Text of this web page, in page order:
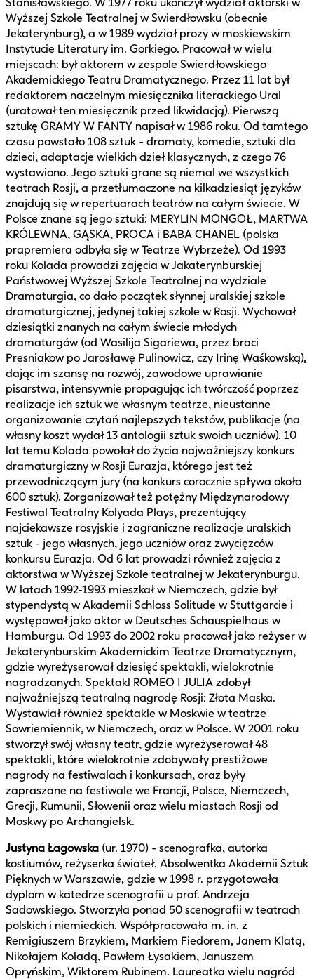
Wyższej Szkole Teatralnej w Swierdłowsku (obecnie
Jekaterynburg), a w 1989 wydział prozy w moskiewskim
Instytucie Literatury im. Gorkiego. Pracował w wielu
miejscach: był aktorem w zespole Swierdłowskiego
Akademickiego Teatru Dramatycznego. Przez 11 lat był
redaktorem naczelnym miesięcznika literackiego Ural
(uratował ten miesięcznik przed likwidacją). Pierwszą
sztukę GRAMY W FANTY napisał w 1986 roku. Od tamtego
czasu powstało 108 sztuk - dramaty, komedie, sztuki dla
dzieci, adaptacje wielkich dzieł klasycznych, z czego 76
wystawiono. Jego sztuki grane są niemal we wszystkich
teatrach Rosji, a przetłumaczone na kilkadziesiąt języków
znajdują się w repertuarach teatrów na całym świecie. W
Polsce znane są jego sztuki: MERYLIN MONGOŁ, MARTWA
KRÓLEWNA, GĄSKA, PROCA i BABA CHANEL (polska
prapremiera odbyła się w Teatrze Wybrzeże). Od 1993
roku Kolada prowadzi zajęcia w Jakaterynburskiej
Państwowej Wyższej Szkole Teatralnej na wydziale
Dramaturgia, co dało początek słynnej uralskiej szkole
dramaturgicznej, jedynej takiej szkole w Rosji. Wychował
dziesiątki znanych na całym świecie młodych
dramaturgów (od Wasilija Sigariewa, przez braci
Presniakow po Jarosławę Pulinowicz, czy Irinę Waśkowską),
dając im szansę na rozwój, zawodowe uprawianie
pisarstwa, intensywnie propagując ich twórczość poprzez
realizacje ich sztuk we własnym teatrze, nieustanne
organizowanie czytań najlepszych tekstów, publikacje (na
własny koszt wydał 13 antologii sztuk swoich uczniów). 10
lat temu Kolada powołał do życia najważniejszy konkurs
dramaturgiczny w Rosji Eurazja, którego jest też
przewodniczącym jury (na konkurs corocznie spływa około
600 sztuk). Zorganizował też potężny Międzynarodowy
Festiwal Teatralny Kolyada Plays, prezentujący
najciekawsze rosyjskie i zagraniczne realizacje uralskich
sztuk - jego własnych, jego uczniów oraz zwycięzców
konkursu Eurazja. Od 6 lat prowadzi również zajęcia z
aktorstwa w Wyższej Szkole teatralnej w Jekaterynburgu.
W latach 1992-1993 mieszkał w Niemczech, gdzie był
stypendystą w Akademii Schloss Solitude w Stuttgarcie i
występował jako aktor w Deutsches Schauspielhaus w
Hamburgu. Od 1993 do 2002 roku pracował jako reżyser w
Jekaterynburskim Akademickim Teatrze Dramatycznym,
gdzie wyreżyserował dziesięć spektakli, wielokrotnie
nagradzanych. Spektakl ROMEO I JULIA zdobył
najważniejszą teatralną nagrodę Rosji: Złota Maska.
Wystawiał również spektakle w Moskwie w teatrze
Sowriemiennik, w Niemczech, oraz w Polsce. W 2001 roku
stworzył swój własny teatr, gdzie wyreżyserował 48
spektakli, które wielokrotnie zdobywały prestiżowe
nagrody na festiwalach i konkursach, oraz były
zapraszane na festiwale we Francji, Polsce, Niemczech,
Grecji, Rumunii, Słowenii oraz wielu miastach Rosji od
Moskwy po Archangielsk.
Justyna Łagowska (ur. 1970) - scenografka, autorka
kostiumów, reżyserka świateł. Absolwentka Akademii Sztuk
Pięknych w Warszawie, gdzie w 1998 r. przygotowała
dyplom w katedrze scenografii u prof. Andrzeja
Sadowskiego. Stworzyła ponad 50 scenografii w teatrach
polskich i niemieckich. Współpracowała m. in. z
Remigiuszem Brzykiem, Markiem Fiedorem, Janem Klatą,
Nikołajem Koladą, Pawłem Łysakiem, Januszem
Opryńskim, Wiktorem Rubinem. Laureatka wielu nagród